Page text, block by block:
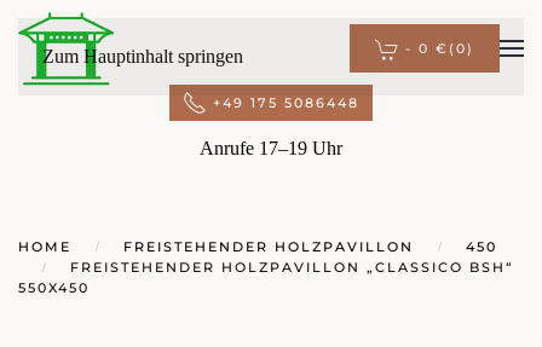
Zum Hauptinhalt springen - 0 € (0)
+49 175 5086448
Anrufe 17–19 Uhr
HOME FREISTEHENDER HOLZPAVILLON
450
FREISTEHENDER HOLZPAVILLON „CLASSICO BSH“
550X450